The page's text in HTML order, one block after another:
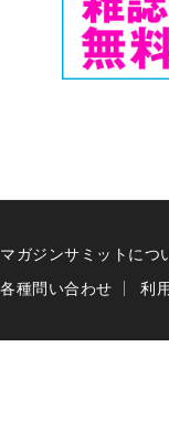
マガジンサミットにつ
各種問い合わせ
利